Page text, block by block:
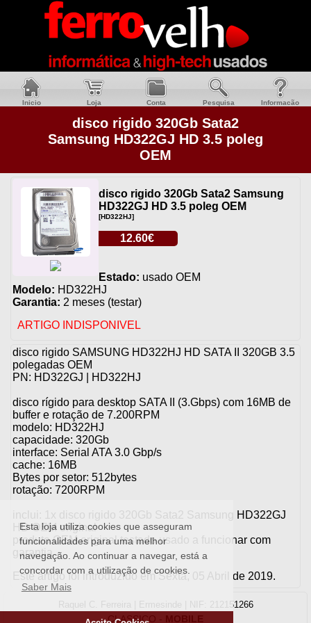
Esta loja utiliza cookies que asseguram
funcionalidades para uma melhor
navegação. Ao continuar a navegar, está a
concordar com a utilização de cookies.
Saber Mais
Inicio Loja Conta Pesquisa Informacão
disco rigido 320Gb Sata2
Samsung HD322GJ HD 3.5 poleg
OEM
disco rigido 320Gb Sata2 Samsung
HD322GJ HD 3.5 poleg OEM
[HD322HJ]
12.60€
Estado: usado OEM
Modelo: HD322HJ
Garantia: 2 meses (testar)
ARTIGO INDISPONIVEL
disco rigido SAMSUNG HD322HJ HD SATA II 320GB 3.5
polegadas OEM
PN: HD322GJ | HD322HJ
disco rígido para desktop SATA II (3.Gbps) com 16MB de
buffer e rotação de 7.200RPM
modelo: HD322HJ
capacidade: 320Gb
interface: Serial ATA 3.0 Gbp/s
cache: 16MB
Bytes por setor: 512bytes
rotação: 7200RPM
inclui: 1x disco rigido 320Gb Sata2 Samsung HD322GJ
HD OEM original
produto OEM original testado usado a funcionar com
garantia
Este artigo foi introduzido em Sexta, 05 Abril de 2019.
Raquel C. Ferreira | Ermesinde | NIF: 212151266
CLASSICO - MOBILE